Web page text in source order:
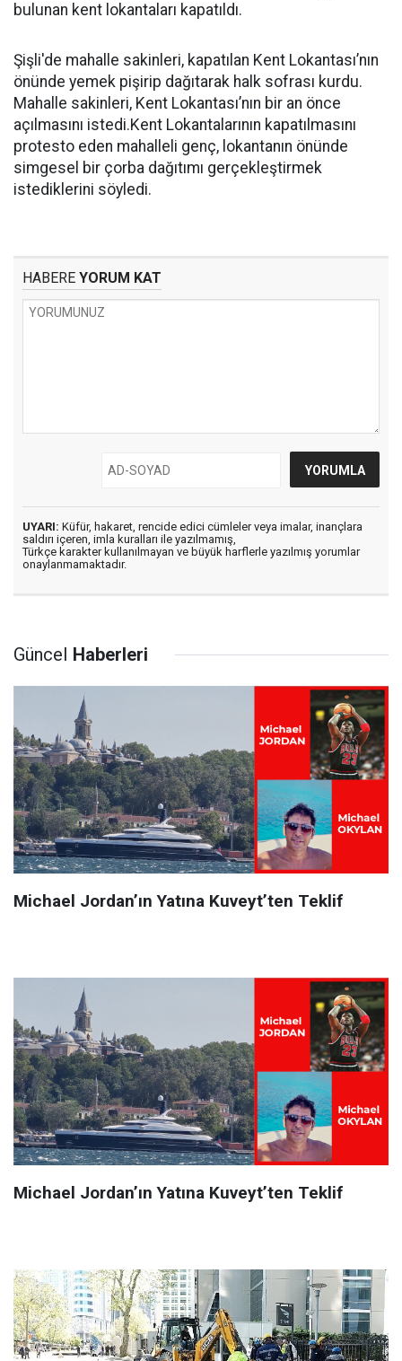
bulunan kent lokantaları kapatıldı.
Şişli'de mahalle sakinleri, kapatılan Kent Lokantası’nın
önünde yemek pişirip dağıtarak halk sofrası kurdu.
Mahalle sakinleri, Kent Lokantası’nın bir an önce
açılmasını istedi.Kent Lokantalarının kapatılmasını
protesto eden mahalleli genç, lokantanın önünde
simgesel bir çorba dağıtımı gerçekleştirmek
istediklerini söyledi.
HABERE YORUM KAT
UYARI: Küfür, hakaret, rencide edici cümleler veya imalar, inançlara
saldırı içeren, imla kuralları ile yazılmamış,
Türkçe karakter kullanılmayan ve büyük harflerle yazılmış yorumlar
onaylanmamaktadır.
Güncel Haberleri
Michael Jordan’ın Yatına Kuveyt’ten Teklif
Michael Jordan’ın Yatına Kuveyt’ten Teklif